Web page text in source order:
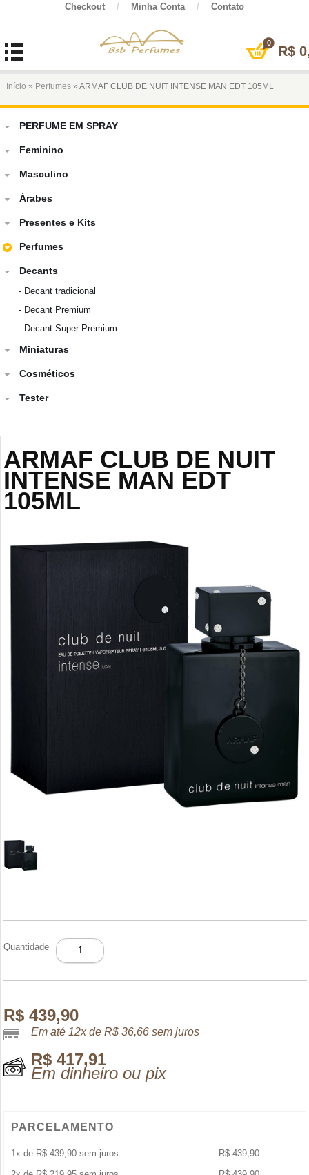
Checkout / Minha Conta / Contato
0
R$
Início » Perfumes» ARMAF CLUB DE NUIT INTENSE MAN EDT 105ML
PERFUME EM SPRAY
Feminino
Masculino
Árabes
Presentes e Kits
Perfumes
Decants
- Decant tradicional
- Decant Premium
- Decant Super Premium
Miniaturas
Cosméticos
Tester
ARMAF CLUB DE NUIT
INTENSE MAN EDT
105ML
Quantidade
ARMAF
CLUB
NUIT
MAN
EDT
105ML
R$ 439,90
Em até 12x deR$ 36,66 sem juros
R$ 417,91
Em dinheiro ou pix
PARCELAMENTO
1x de R$ 439,90 sem juros R$ 439,90